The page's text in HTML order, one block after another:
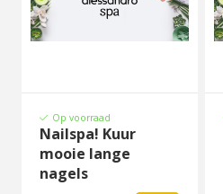
Op voorraad
Nailspa! Kuur
mooie lange
nagels